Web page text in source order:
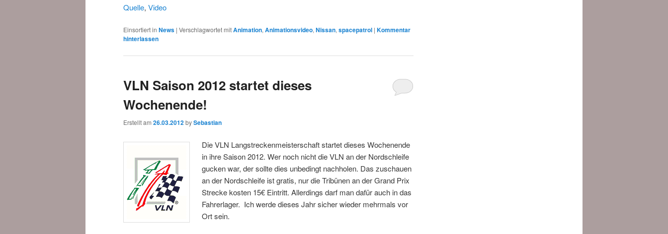
Quelle, Video
Einsortiert in News | Verschlagwortet mitAnimation,Animationsvideo,Nissan,spacepatrol | Kommentar
hinterlassen
VLN Saison 2012 startet dieses
Wochenende!
Erstellt am 26.03.2012bySebastian
Die VLN Langstreckenmeisterschaft startet dieses Wochenende
in ihre Saison 2012. Wer noch nicht die VLN an der Nordschleife
gucken war, der sollte dies unbedingt nachholen. Das zuschauen
an der Nordschleife ist gratis, nur die Tribünen an der Grand Prix
Strecke kosten 15€ Eintritt. Allerdings darf man dafür auch in das
Fahrerlager. Ich werde dieses Jahr sicher wieder mehrmals vor
Ort sein.